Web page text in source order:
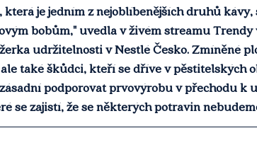
která je jedním z nejoblíbenějších druhů
bobům," uvedla v živém streamu
udržitelnosti v Nestlé Česko. Zmíněné
také škůdci, kteří se dříve v pěstitelských
podporovat prvovýrobu v přechodu k
se zajistí, že se některých potravin